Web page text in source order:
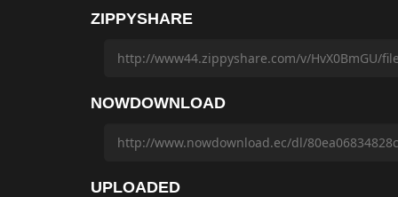
ZIPPYSHARE
NOWDOWNLOAD
UPLOADED